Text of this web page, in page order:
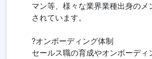
マン等、様々な業界業種出身のメ
されています。
?オンボーディング体制
セールス職の育成やオンボーディ